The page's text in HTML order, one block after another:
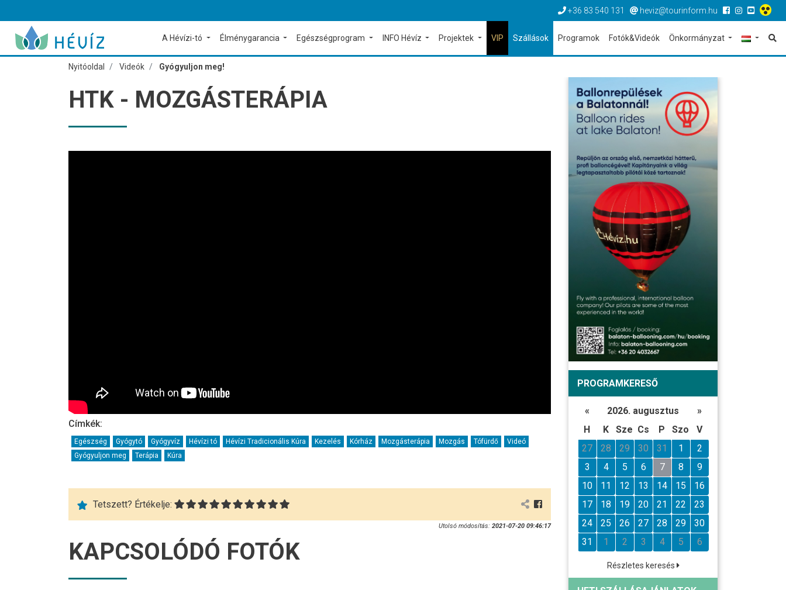
+36 83 540 131 heviz@tourinform.hu
A Hévízi-tó Élménygarancia Egészségprogram INFO Hévíz Projektek VIP Szállások Programok Fotók&Videók Önkormányzat
Nyitóoldal Videók Gyógyuljon meg!
HTK - MOZGÁSTERÁPIA
Címkék:
Egészség Gyógytó Gyógyvíz Hévízi tó Hévízi Tradicionális Kúra Kezelés Kórház Mozgásterápia Mozgás Tófürdő
Videó
Gyógyuljon meg
Terápia Kúra
Tetszett? Értékelje:
Utolsó módosítás: 2021-07-20 09:46:17
KAPCSOLÓDÓ FOTÓK
PROGRAMKERESŐ
« 2026. augusztus
»
H
K Sze Cs P Szo
V
27
28 29 30 31 1
2
3
4 5 6 7 8
9
10
11 12 13 14 15
16
17
18 19 20 21 22
23
24
25 26 27 28 29
30
31
1 2 3 4 5 6
Részletes keresés